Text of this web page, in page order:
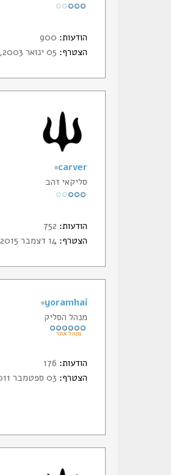
הודעות:
הצטרף:
carver
סליקאי זהב
הודעות:
הצטרף:
yoramhai
מנהל הסליק
הודעות:
הצטרף: